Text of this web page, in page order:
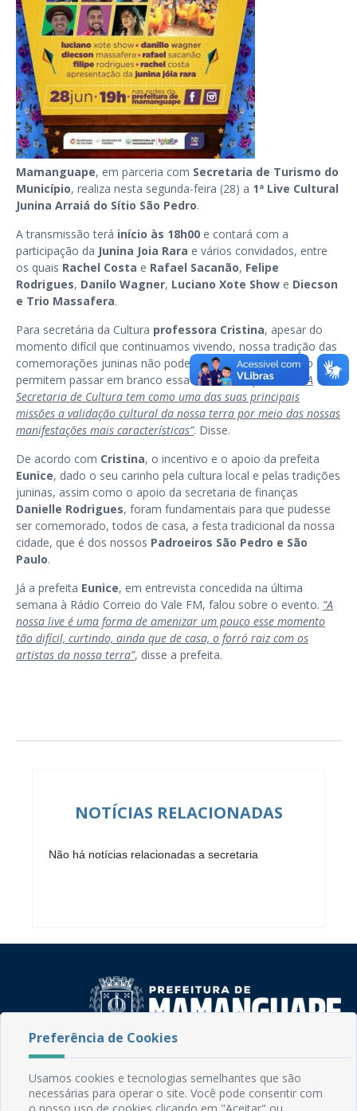
Mamanguape, em parceria com Secretaria de Turismo do
Município, realiza nesta segunda-feira (28) a 1ª Live Cultural
Junina Arraiá do Sítio São Pedro.
A transmissão terá início às 18h00 e contará com a
participação da Junina Joia Rara e vários convidados, entre
os quais Rachel Costa e Rafael Sacanão, Felipe
Rodrigues, Danilo Wagner, Luciano Xote Show e Diecson
e Trio Massafera.
Para secretária da Cultura professora Cristina, apesar do
momento difícil que continuamos vivendo, nossa tradição das
comemorações juninas não podem ser esquecidas e não nos
permitem passar em branco essa data tão importante.
“A
Secretaria de Cultura tem como uma das suas principais
missões a validação cultural da nossa terra por meio das nossas
manifestações mais características”. Disse.
De acordo com Cristina, o incentivo e o apoio da prefeita
Eunice, dado o seu carinho pela cultura local e pelas tradições
juninas, assim como o apoio da secretaria de finanças
Danielle Rodrigues, foram fundamentais para que pudesse
ser comemorado, todos de casa, a festa tradicional da nossa
cidade, que é dos nossos Padroeiros São Pedro e São
Paulo.
Já a prefeita Eunice, em entrevista concedida na última
semana à Rádio Correio do Vale FM, falou sobre o evento. “A
nossa live é uma forma de amenizar um pouco esse momento
tão difícil, curtindo, ainda que de casa, o forró raiz com os
artistas da nossa terra”, disse a prefeita.
NOTÍCIAS RELACIONADAS
Não há notícias relacionadas a secretaria
Rua do Imperador, 78, Centro
CEP: 58.280-000 - Mamanguape/PB
Fone: (83) 3292-2246
Preferência de Cookies
Usamos cookies e tecnologias semelhantes que são
necessárias para operar o site. Você pode consentir com